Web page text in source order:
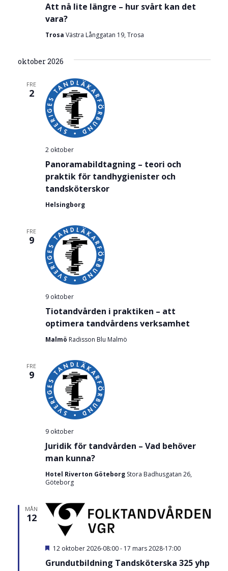
Att nå lite längre – hur svårt kan det
vara?
Trosa Västra Långgatan 19, Trosa
oktober 2026
FRE
2
Panoramabildtagning – teori och
praktik för tandhygienister och
tandsköterskor
2 oktober
Helsingborg
FRE
9
Tiotandvården i praktiken – att
optimera tandvårdens verksamhet
9 oktober
Malmö Radisson Blu Malmö
FRE
9
Juridik för tandvården – Vad behöver
man kunna?
9 oktober
Hotel Riverton Göteborg Stora Badhusgatan 26,
Göteborg
MÅN
12
Grundutbildning Tandsköterska 325 yhp
U
v
12 oktober 2026-08:00- 17 mars 2028-17:00